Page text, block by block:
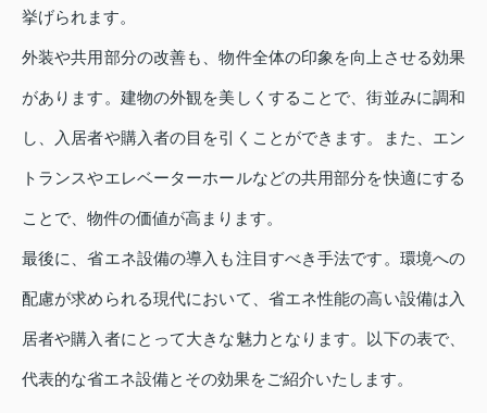
挙げられます。
外装や共用部分の改善も、物件全体の印象を向上させる効果
があります。建物の外観を美しくすることで、街並みに調和
し、入居者や購入者の目を引くことができます。また、エン
トランスやエレベーターホールなどの共用部分を快適にする
ことで、物件の価値が高まります。
最後に、省エネ設備の導入も注目すべき手法です。環境への
配慮が求められる現代において、省エネ性能の高い設備は入
居者や購入者にとって大きな魅力となります。以下の表で、
代表的な省エネ設備とその効果をご紹介いたします。